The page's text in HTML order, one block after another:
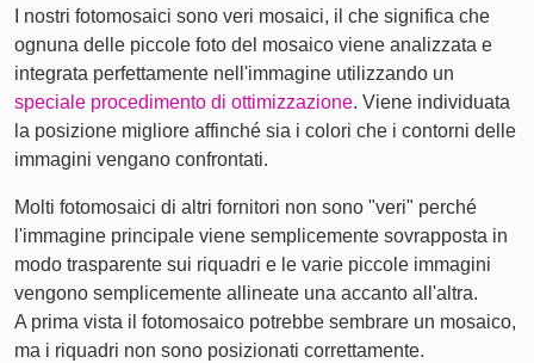
I nostri fotomosaici sono veri mosaici, il che significa che
ognuna delle piccole foto del mosaico viene analizzata e
integrata perfettamente nell'immagine utilizzando un
speciale procedimento di ottimizzazione. Viene individuata
la posizione migliore affinché sia i colori che i contorni delle
immagini vengano confrontati.
Molti fotomosaici di altri fornitori non sono "veri" perché
l'immagine principale viene semplicemente sovrapposta in
modo trasparente sui riquadri e le varie piccole immagini
vengono semplicemente allineate una accanto all'altra.
A prima vista il fotomosaico potrebbe sembrare un mosaico,
ma i riquadri non sono posizionati correttamente.